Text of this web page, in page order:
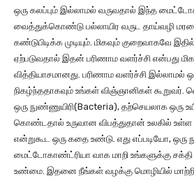
ஒரு கலப்பும் இல்லாமல் வருவதால் இந்த
வைத்துக்கொண்டு பல்லாயிர வருட தாய்வழி
கண்டுபிடிக்க முடியும். மிகவும் குறைவாகவே
ஏற்படுவதால் இதன் பரிணாம வளர்ச்சி என்பது
வித்தியாசமானது. பரிணாம வளர்ச்சி இல்லாமல்
நிகழ்ந்ததாகவும் உங்கள் விஞ்ஞானிகள் கூறுவர்.
ஒரு நுண்ணுயிரி(Bacteria), தற்செயலாக ஒரு
கொண்டதால் உருவான விபத்துதான் உலகில் உள்ள
என்றுகூட ஒரு கதை உண்டு. எது எப்படியோ, ஒரு
மைட்டோகாண்ட்ரியா வாக மாறி உங்களுக்கு சக்தி
உண்மை. இதனை நீங்கள் வழக்கு மொழியில் மாற்றி